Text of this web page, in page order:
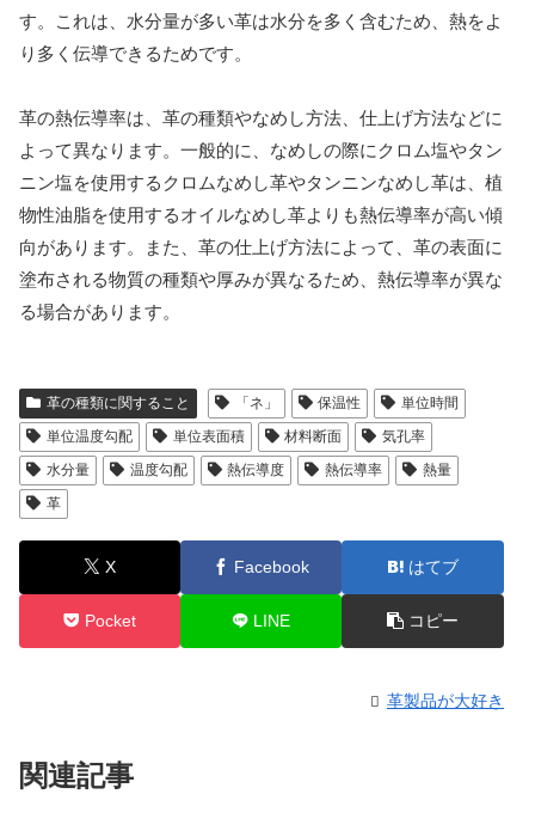
す。これは、水分量が多い革は水分を多く含むため、熱をよ
り多く伝導できるためです。
革の熱伝導率は、革の種類やなめし方法、仕上げ方法などに
よって異なります。一般的に、なめしの際にクロム塩やタン
ニン塩を使用するクロムなめし革やタンニンなめし革は、植
物性油脂を使用するオイルなめし革よりも熱伝導率が高い傾
向があります。また、革の仕上げ方法によって、革の表面に
塗布される物質の種類や厚みが異なるため、熱伝導率が異な
る場合があります。
革の種類に関すること 「ネ」 保温性
単位時間
単位温度勾配
単位表面積 材料断面
気孔率
水分量
温度勾配 熱伝導度 熱伝導率
熱量
革
X Facebook はてブ
Pocket LINE コピー
革製品が大好き
関連記事